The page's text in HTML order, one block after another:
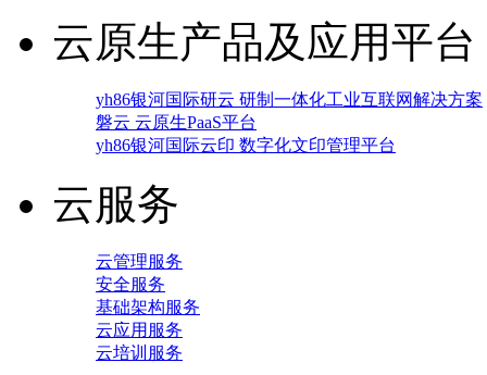
云原生产品及应用平台
yh86银河国际研云 研制一体化工业互联网解决方案
磐云 云原生PaaS平台
yh86银河国际云印 数字化文印管理平台
云服务
云管理服务
安全服务
基础架构服务
云应用服务
云培训服务